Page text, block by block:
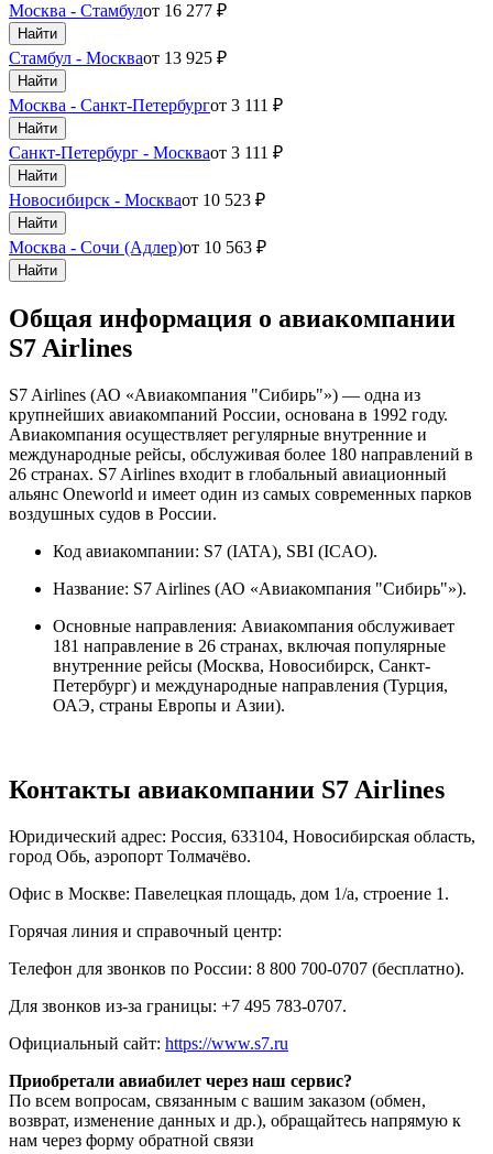
Москва - Стамбулот 16 277 ₽
Найти
Стамбул - Москваот 13 925 ₽
Найти
Москва - Санкт-Петербургот 3 111 ₽
Найти
Санкт-Петербург - Москваот 3 111 ₽
Найти
Новосибирск - Москваот 10 523 ₽
Найти
Москва - Сочи (Адлер)от 10 563 ₽
Найти
Общая информация о авиакомпании
S7 Airlines
S7 Airlines (АО «Авиакомпания "Сибирь"») — одна из
крупнейших авиакомпаний России, основана в 1992 году.
Авиакомпания осуществляет регулярные внутренние и
международные рейсы, обслуживая более 180 направлений в
26 странах. S7 Airlines входит в глобальный авиационный
альянс Oneworld и имеет один из самых современных парков
воздушных судов в России.
Код авиакомпании: S7 (IATA), SBI (ICAO).
Название: S7 Airlines (АО «Авиакомпания "Сибирь"»).
Основные направления: Авиакомпания обслуживает
181 направление в 26 странах, включая популярные
внутренние рейсы (Москва, Новосибирск, Санкт-
Петербург) и международные направления (Турция,
ОАЭ, страны Европы и Азии).
Контакты авиакомпании S7 Airlines
Юридический адрес: Россия, 633104, Новосибирская область,
город Обь, аэропорт Толмачёво.
Офис в Москве: Павелецкая площадь, дом 1/а, строение 1.
Горячая линия и справочный центр:
Телефон для звонков по России: 8 800 700-0707 (бесплатно).
Для звонков из-за границы: +7 495 783-0707.
Официальный сайт: https://www.s7.ru
Приобретали авиабилет через наш сервис?
По всем вопросам, связанным с вашим заказом (обмен,
возврат, изменение данных и др.), обращайтесь напрямую к
нам через форму обратной связи